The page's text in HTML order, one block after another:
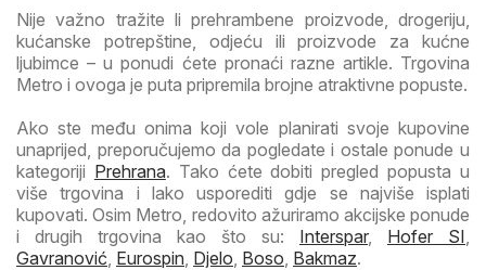
Nije važno tražite li prehrambene proizvode, drogeriju,
kućanske potrepštine, odjeću ili proizvode za kućne
ljubimce – u ponudi ćete pronaći razne artikle. Trgovina
Metro i ovoga je puta pripremila brojne atraktivne popuste.
Ako ste među onima koji vole planirati svoje kupovine
unaprijed, preporučujemo da pogledate i ostale ponude u
kategoriji Prehrana. Tako ćete dobiti pregled popusta u
više trgovina i lako usporediti gdje se najviše isplati
kupovati. Osim Metro, redovito ažuriramo akcijske ponude
i drugih trgovina kao što su: Interspar, Hofer SI
Gavranović Eurospin Djelo Boso Bakmaz.